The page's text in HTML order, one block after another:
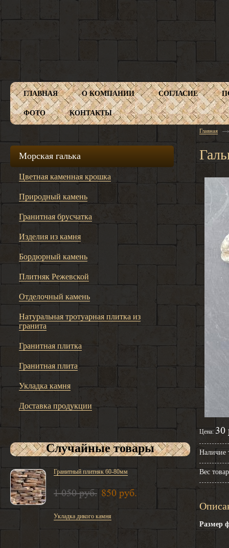
ГЛАВНАЯ О КОМПАНИИ СОГЛАСИЕ
ФОТО КОНТАКТЫ
Морская галька
Цветная каменная крошка
Природный камень
Гранитная брусчатка
Изделия из камня
Бордюрный камень
Плитняк Режевской
Отделочный камень
Натуральная тротуарная плитка из
гранита
Гранитная плитка
Гранитная плита
Укладка камня
Доставка продукции
Случайные товары
Гранитный плитняк 60-80мм
1 050 руб. 850 руб.
Укладка дикого камня
Главная
Цена: 30
Наличие
Вес
Размер